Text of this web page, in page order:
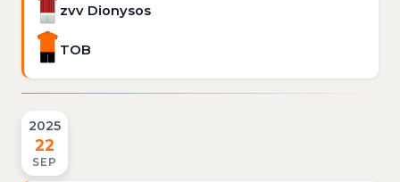
zvv Dionysos
TOB
2025
22
SEP